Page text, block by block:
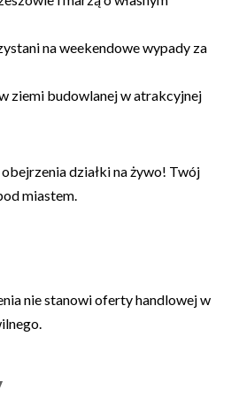
na weekendowe wypady za
ziemi budowlanej w atrakcyjnej
działki na żywo! Twój
miastem.
nie stanowi oferty handlowej w